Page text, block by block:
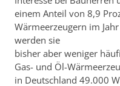
einem Anteil von 8,9
Wärmeerzeugern im
werden sie
bisher aber weniger
Gas- und Öl-
in Deutschland 49.000